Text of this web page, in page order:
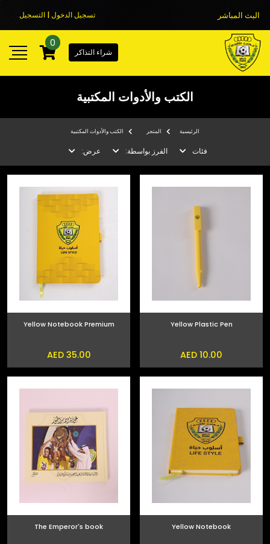
البث المباشر تسجيل الدخول | التسجيل
شراء التذاكر
0
الكتب والأدوات المكتبية
الرئيسية المتجر الكتب والأدوات المكتبية
فئات الفرز بواسطة: عرض:
Yellow Plastic Pen
AED 10.00
Yellow Notebook Premium
AED 35.00
Yellow Notebook
The Emperor's book